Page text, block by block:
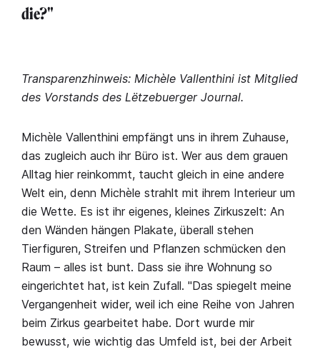
die?"
Transparenzhinweis: Michèle Vallenthini ist Mitglied
des Vorstands des Lëtzebuerger Journal.
Michèle Vallenthini empfängt uns in ihrem Zuhause,
das zugleich auch ihr Büro ist. Wer aus dem grauen
Alltag hier reinkommt, taucht gleich in eine andere
Welt ein, denn Michèle strahlt mit ihrem Interieur um
die Wette. Es ist ihr eigenes, kleines Zirkuszelt: An
den Wänden hängen Plakate, überall stehen
Tierfiguren, Streifen und Pflanzen schmücken den
Raum – alles ist bunt. Dass sie ihre Wohnung so
eingerichtet hat, ist kein Zufall. "Das spiegelt meine
Vergangenheit wider, weil ich eine Reihe von Jahren
beim Zirkus gearbeitet habe. Dort wurde mir
bewusst, wie wichtig das Umfeld ist, bei der Arbeit